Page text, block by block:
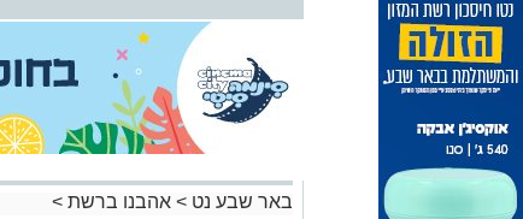
באר שבע נט > אהבנו ברשת >